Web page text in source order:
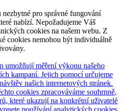
nezbytné pro správné fungování
nabízí. Nepožadujeme Váš
cookies na našem webu. Z
cookies nemohou být individuálně
umožňují měření výkonu našeho
kampaní. Jejich pomocí určujeme
našich internetových stránek.
cookies zpracováváme souhrnně,
které ukazují na konkrétní uživatelé